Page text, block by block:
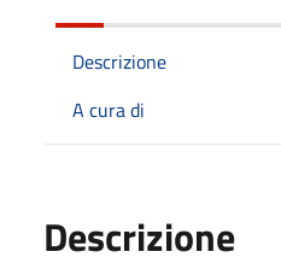
Descrizione
A cura di
Descrizione